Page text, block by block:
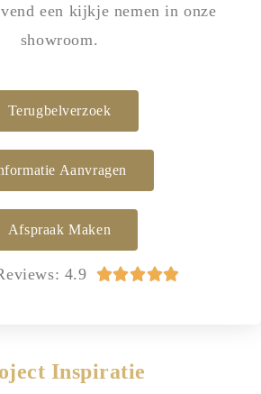
een kijkje nemen in onze
showroom.
Terugbelverzoek
Aanvragen
Afspraak Maken
4.9 
Inspiratie